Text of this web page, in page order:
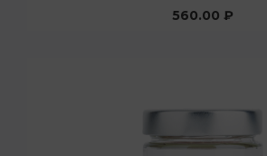
560.00 ₽